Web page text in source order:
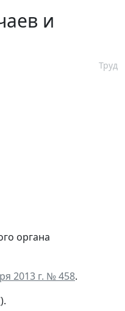
и
Труд
органа
2013 г. № 458.
).